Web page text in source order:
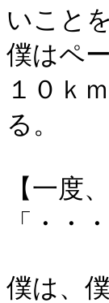
いこと
僕はペ
１０ｋ
る。
【一度
「・・
僕は、